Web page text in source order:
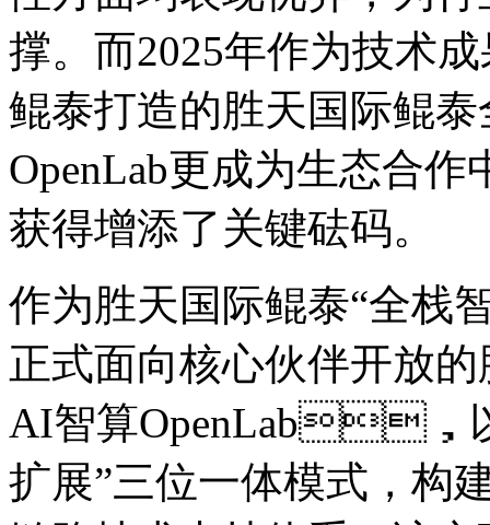
撑。而2025年作为技术成
鲲泰打造的胜天国际鲲
OpenLab更成为生态合作
获得增添了关键砝码。
作为胜天国际鲲泰“全栈智
正式面向核心伙伴开放
AI智算OpenLab，
扩展”三位一体模式，